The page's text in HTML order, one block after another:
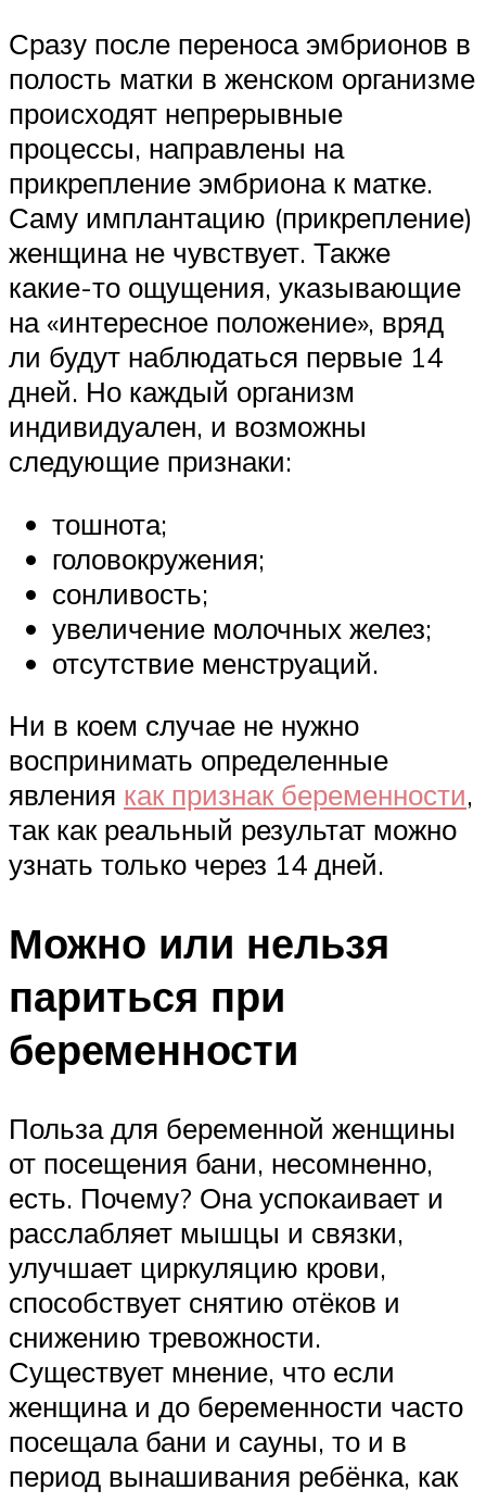
Сразу после переноса эмбрионов в
полость матки в женском организме
происходят непрерывные
процессы, направлены на
прикрепление эмбриона к матке.
Саму имплантацию (прикрепление)
женщина не чувствует. Также
какие-то ощущения, указывающие
на «интересное положение», вряд
ли будут наблюдаться первые 14
дней. Но каждый организм
индивидуален, и возможны
следующие признаки:
тошнота;
головокружения;
сонливость;
увеличение молочных желез;
отсутствие менструаций.
Ни в коем случае не нужно
воспринимать определенные
явления как признак беременности,
так как реальный результат можно
узнать только через 14 дней.
Можно или нельзя
париться при
беременности
Польза для беременной женщины
от посещения бани, несомненно,
есть. Почему? Она успокаивает и
расслабляет мышцы и связки,
улучшает циркуляцию крови,
способствует снятию отёков и
снижению тревожности.
Существует мнение, что если
женщина и до беременности часто
посещала бани и сауны, то и в
период вынашивания ребёнка, как